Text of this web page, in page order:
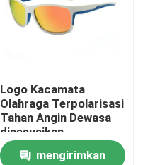
Logo Kacamata
Olahraga Terpolarisasi
Tahan Angin Dewasa
disesuaikan
mengirimkan